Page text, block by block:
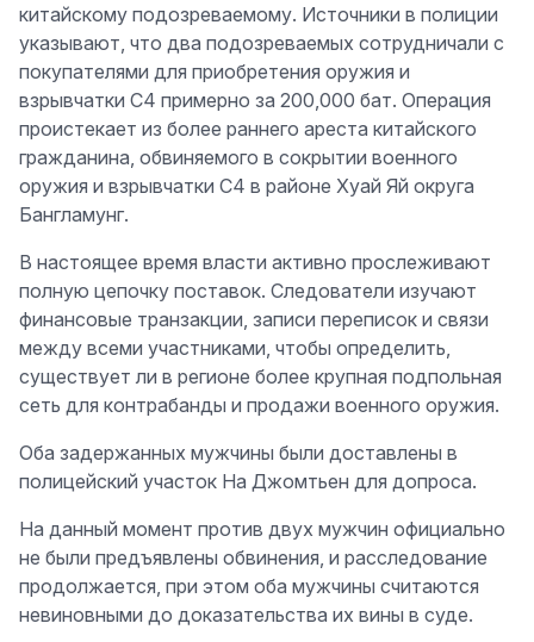
китайскому подозреваемому. Источники в полиции
указывают, что два подозреваемых сотрудничали с
покупателями для приобретения оружия и
взрывчатки C4 примерно за 200,000 бат. Операция
проистекает из более раннего ареста китайского
гражданина, обвиняемого в сокрытии военного
оружия и взрывчатки C4 в районе Хуай Яй округа
Бангламунг.
В настоящее время власти активно прослеживают
полную цепочку поставок. Следователи изучают
финансовые транзакции, записи переписок и связи
между всеми участниками, чтобы определить,
существует ли в регионе более крупная подпольная
сеть для контрабанды и продажи военного оружия.
Оба задержанных мужчины были доставлены в
полицейский участок На Джомтьен для допроса.
На данный момент против двух мужчин официально
не были предъявлены обвинения, и расследование
продолжается, при этом оба мужчины считаются
невиновными до доказательства их вины в суде.